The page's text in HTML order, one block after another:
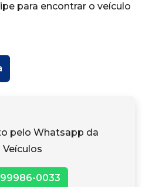
para encontrar o veículo
pelo Whatsapp da
Veículos
0033